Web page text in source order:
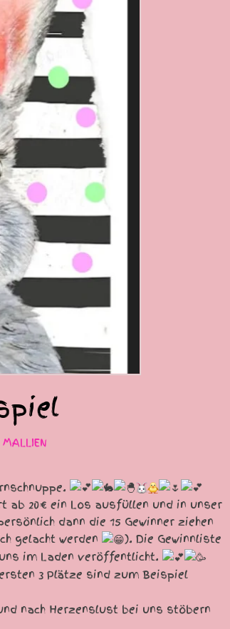
ab 20€ ein Los ausfüllen und in unser
dann die 15 Gewinner ziehen
gelacht werden
). Die Gewinnliste
im Laden veröffentlicht.
3 Plätze sind zum Beispiel
nach Herzenslust bei uns stöbern